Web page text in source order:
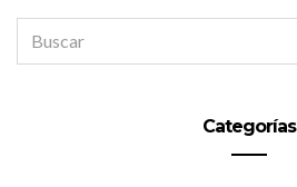
FOR:
Categorías